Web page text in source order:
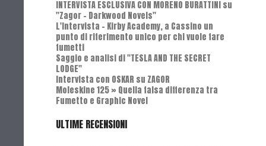
INTERVISTA ESCLUSIVA CON MORENO BURATTINI su
"Zagor - Darkwood Novels"
L'Intervista - Kirby Academy, a Cassino un
punto di riferimento unico per chi vuole fare
fumetti
Saggio e analisi di "TESLA AND THE SECRET
LODGE"
Intervista con OSKAR su ZAGOR
Moleskine 125 » Quella falsa differenza tra
Fumetto e Graphic Novel
ULTIME RECENSIONI